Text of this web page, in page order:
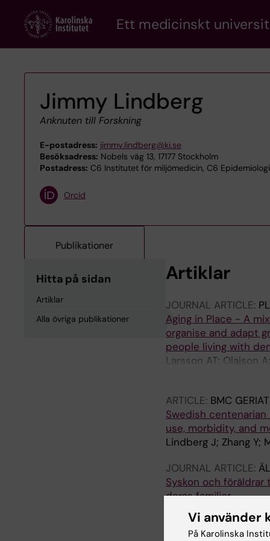
content
Ett medicinskt
Jimmy Lindberg
Anknuten till Forskning
E-postadress: jimmy.lindberg@ki.se
Besöksadress: Nobels väg 13, 17177 Stockholm
Postadress: C6 Institutet för miljömedicin, C6 Epidemiologi
Orcid
Publikationer
Hitta på sidan
Artiklar
Alla övriga publikationer
Artiklar
JOURNAL ARTICLE:
Aging in Place - A
organise and adapt
people living with
Larsson AT; Olaison
ARTICLE: BMC
Swedish
use, morbidity, and
Lindberg J; Zhang Y;
JOURNAL ARTICLE:
Syskon och
deras familjer
Lindberg J
JOURNAL ARTICLE:
Vi använder
På Karolinska